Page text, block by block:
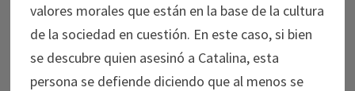
valores morales que están en la base de la cultura
de la sociedad en cuestión. En este caso, si bien
se descubre quien asesinó a Catalina, esta
persona se defiende diciendo que al menos se